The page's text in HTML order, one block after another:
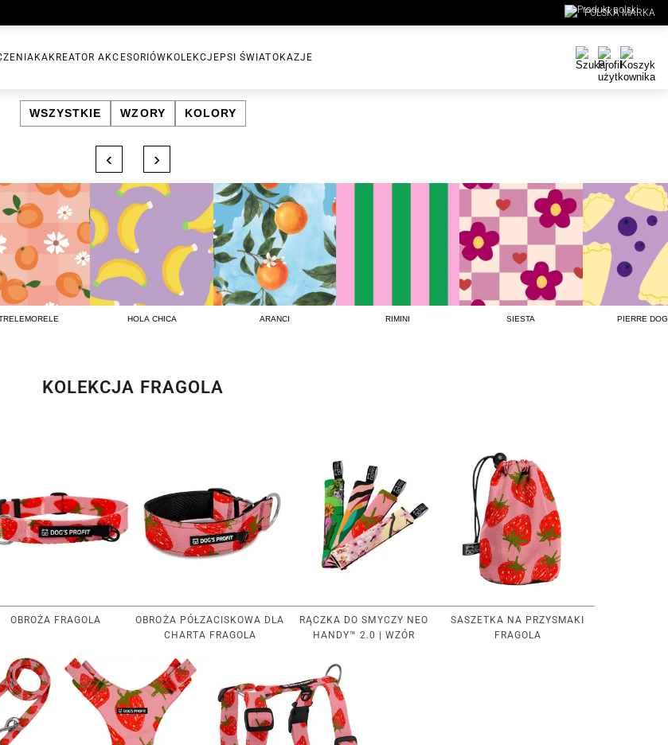
POLSKA MARKA
KREATOR AKCESORIÓW KOLEKCJE PSI ŚWIATOKAZJE
WSZYSTKIE WZORY KOLORY
‹ ›
HOLA CHICA ARANCI RIMINI SIESTA PIERRE
KOLEKCJA FRAGOLA
OBROŻA FRAGOLA
OBROŻA PÓŁZACISKOWA DLA
CHARTA FRAGOLA
RĄCZKA DO SMYCZY NEO
HANDY™ 2.0 | WZÓR
SASZETKA NA PRZYSMAKI
FRAGOLA